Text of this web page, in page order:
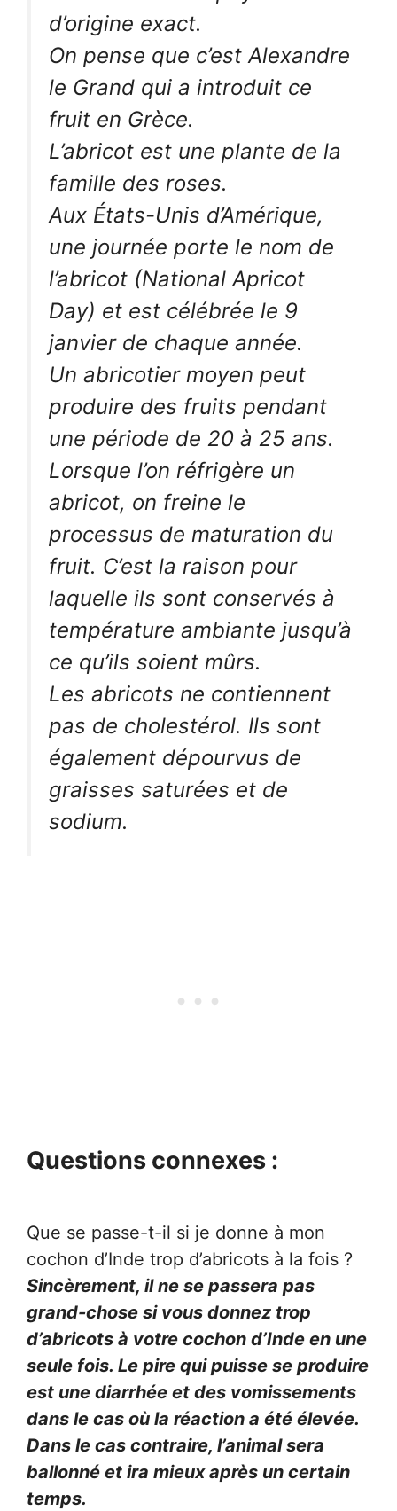
d’origine exact.
On pense que c’est Alexandre
le Grand qui a introduit ce
fruit en Grèce.
L’abricot est une plante de la
famille des roses.
Aux États-Unis d’Amérique,
une journée porte le nom de
l’abricot (National Apricot
Day) et est célébrée le 9
janvier de chaque année.
Un abricotier moyen peut
produire des fruits pendant
une période de 20 à 25 ans.
Lorsque l’on réfrigère un
abricot, on freine le
processus de maturation du
fruit. C’est la raison pour
laquelle ils sont conservés à
température ambiante jusqu’à
ce qu’ils soient mûrs.
Les abricots ne contiennent
pas de cholestérol. Ils sont
également dépourvus de
graisses saturées et de
sodium.
Questions connexes :
Que se passe-t-il si je donne à mon
cochon d’Inde trop d’abricots à la fois ?
Sincèrement, il ne se passera pas
grand-chose si vous donnez trop
d’abricots à votre cochon d’Inde en une
seule fois. Le pire qui puisse se produire
est une diarrhée et des vomissements
dans le cas où la réaction a été élevée.
Dans le cas contraire, l’animal sera
ballonné et ira mieux après un certain
temps.